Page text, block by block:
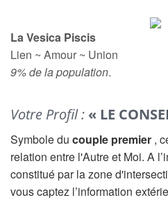
La Vesica Piscis
Lien ~ Amour ~ Union
9% de la population.
Votre Profil : « LE
Symbole du couple premier ,
relation entre l'Autre et Moi. A
constitué par la zone
vous captez l’information